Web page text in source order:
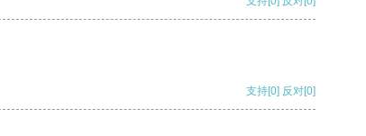
支持[0] 反对[0]